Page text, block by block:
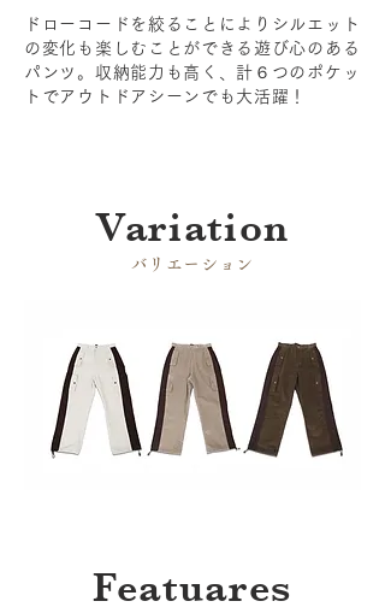
ドローコードを絞ることによりシルエット
の変化も楽しむことができる遊び心のある
パンツ。収納能力も高く、計６つのポケッ
トでアウトドアシーンでも大活躍！
​Variation
​バリエーション
Featuares